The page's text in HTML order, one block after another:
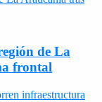
de La
frontal